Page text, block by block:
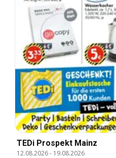
TEDi Prospekt Mainz
12.08.2026- 19.08.2026